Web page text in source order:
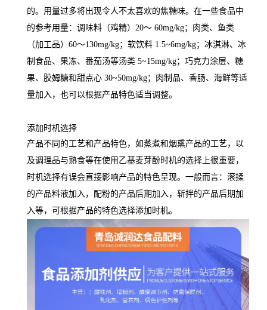
的。用量过多将出现令人不太喜欢的焦糖味。在一些食品中
的参考用量：调味料（鸡精）20～ 60mg/kg；肉类、鱼类
（加工品）60～130mg/kg；软饮料 1.5~6mg/kg；冰淇淋、冰
制食品、果冻、番茄汤等汤类 5~15mg/kg；巧克力涂层、糖
果、胶姆糖和甜点心 30~50mg/kg；肉制品、香肠、海鲜等适
量加入，也可以根据产品特色适当调整。
添加时机选择
产品不同的工艺和产品特色，如蒸煮和烟熏产品的工艺，以
及调理品与熟食等在使用乙基麦芽酚时机的选择上很重要，
时机选择有误会直接影响产品的特色呈现。一般而言：滚揉
的产品料液加入，配粉的产品后期加入，斩拌的产品后期加
入等，可根据产品的特色选择添加时机。